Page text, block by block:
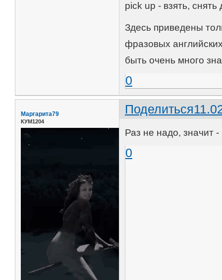
pick up - взять,
Здесь приведены
фразовых
быть очень много
0
Поделиться
Маргарита79
КУМ1204
Раз не надо, значит
0